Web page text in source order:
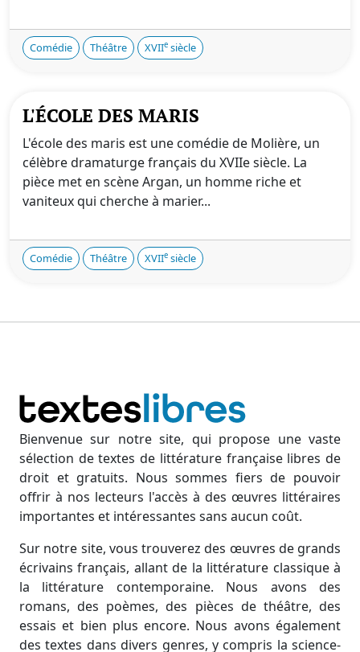
Comédie Théâtre XVIIe siècle
L'ÉCOLE DES MARIS
L'école des maris est une comédie de Molière, un
célèbre dramaturge français du XVIIe siècle. La
pièce met en scène Argan, un homme riche et
vaniteux qui cherche à marier...
Comédie Théâtre XVIIe siècle
Bienvenue sur notre site, qui propose une vaste
sélection de textes de littérature française libres de
droit et gratuits. Nous sommes fiers de pouvoir
offrir à nos lecteurs l'accès à des œuvres littéraires
importantes et intéressantes sans aucun coût.
Sur notre site, vous trouverez des œuvres de grands
écrivains français, allant de la littérature classique à
la littérature contemporaine. Nous avons des
romans, des poèmes, des pièces de théâtre, des
essais et bien plus encore. Nous avons également
des textes dans divers genres, y compris la science-